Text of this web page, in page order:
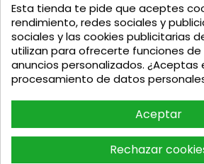
Podria interesarte
Esta tienda te pide que aceptes
rendimiento, redes sociales y
sociales y las cookies publicitarias
utilizan para ofrecerte funciones de
anuncios personalizados. ¿Aceptas
procesamiento de datos
Aceptar
Rechazar